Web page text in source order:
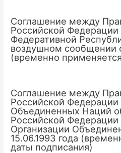
Соглашение между
Российской
Федеративной
воздушном сообщении
(временно
Соглашение между
Российской Федерации
Объединенных Наций
Российской Федерации
Организации
15.06.1993 года
даты подписания)